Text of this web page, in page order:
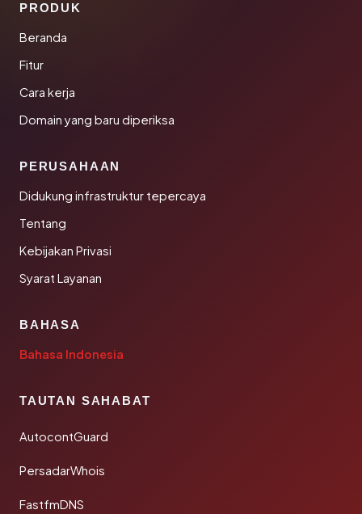
PRODUK
Beranda
Fitur
Cara kerja
Domain yang baru diperiksa
PERUSAHAAN
Didukung infrastruktur tepercaya
Tentang
Kebijakan Privasi
Syarat Layanan
BAHASA
Bahasa Indonesia
TAUTAN SAHABAT
AutocontGuard
PersadarWhois
FastfmDNS